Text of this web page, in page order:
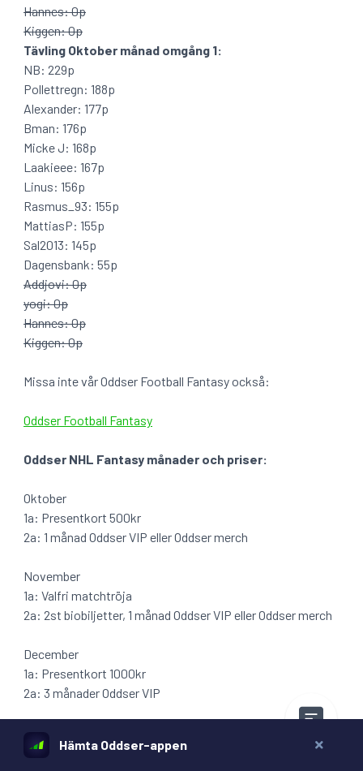
Hämta Oddser-appen
Hannes: 0p
Kiggen: 0p
Tävling Oktober månad omgång 1:
NB: 229p
Pollettregn: 188p
Alexander: 177p
Bman: 176p
Micke J: 168p
Laakieee: 167p
Linus: 156p
Rasmus_93: 155p
MattiasP: 155p
Sal2013: 145p
Dagensbank: 55p
Addjovi: 0p
yogi: 0p
Hannes: 0p
Kiggen: 0p
Missa inte vår Oddser Football Fantasy också:
Oddser Football Fantasy
Oddser NHL Fantasy månader och priser:
Oktober
1a: Presentkort 500kr
2a: 1 månad Oddser VIP eller Oddser merch
November
1a: Valfri matchtröja
2a: 2st biobiljetter, 1 månad Oddser VIP eller Oddser merch
December
1a: Presentkort 1000kr
2a: 3 månader Oddser VIP
1a: Valfri matchtröja